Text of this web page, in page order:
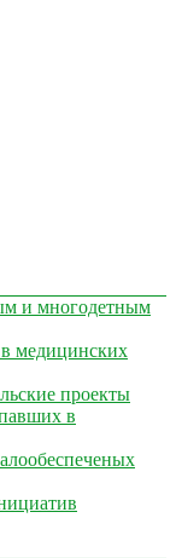
и многодетным
медицинских
проекты
в